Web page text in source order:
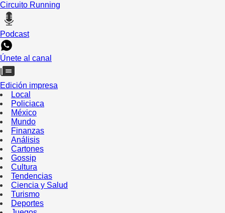
Circuito Running
Podcast
Únete al canal
Edición impresa
Local
Policiaca
México
Mundo
Finanzas
Análisis
Cartones
Gossip
Cultura
Tendencias
Ciencia y Salud
Turismo
Deportes